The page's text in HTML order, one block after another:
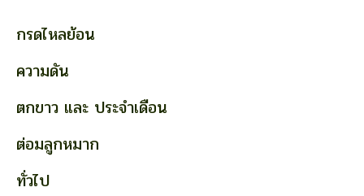
กรดไหลย้อน
ความดัน
ตกขาว และ ประจำเดือน
ต่อมลูกหมาก
ทั่วไป